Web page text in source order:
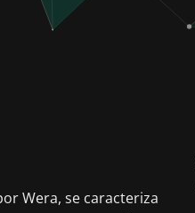
Wera, se caracteriza